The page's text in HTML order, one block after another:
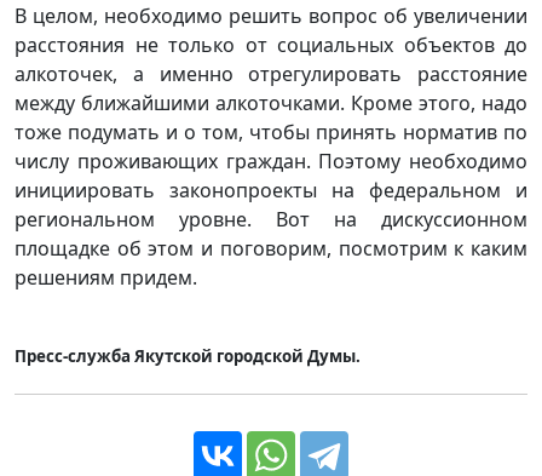
В целом, необходимо решить вопрос об увеличении
расстояния не только от социальных объектов до
алкоточек, а именно отрегулировать расстояние
между ближайшими алкоточками. Кроме этого, надо
тоже подумать и о том, чтобы принять норматив по
числу проживающих граждан. Поэтому необходимо
инициировать законопроекты на федеральном и
региональном уровне. Вот на дискуссионном
площадке об этом и поговорим, посмотрим к каким
решениям придем.
Пресс-служба Якутской городской Думы.